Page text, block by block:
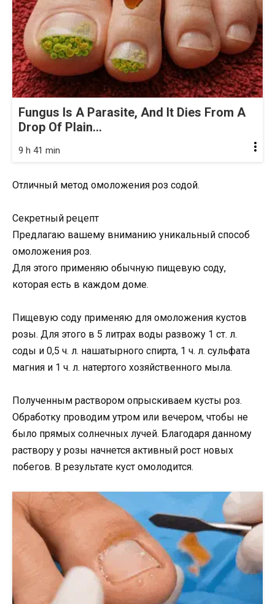
Fungus Is A Parasite, And It Dies From A
Drop Of Plain...
9 h 41 min
Отличный метод омоложения роз содой.
Секретный рецепт
Предлагаю вашему вниманию уникальный способ
омоложения роз.
Для этого применяю обычную пищевую соду,
которая есть в каждом доме.
Пищевую соду применяю для омоложения кустов
розы. Для этого в 5 литрах воды развожу 1 ст. л.
соды и 0,5 ч. л. нашатырного спирта, 1 ч. л. сульфата
магния и 1 ч. л. натертого хозяйственного мыла.
Полученным раствором опрыскиваем кусты роз.
Обработку проводим утром или вечером, чтобы не
было прямых солнечных лучей. Благодаря данному
раствору у розы начнется активный рост новых
побегов. В результате куст омолодится.